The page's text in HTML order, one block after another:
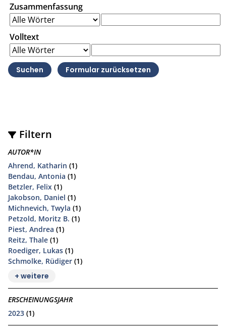
Zusammenfassung
Volltext
Filtern
AUTOR*IN
Ahrend, Katharin (1)
Bendau, Antonia (1)
Betzler, Felix (1)
Jakobson, Daniel (1)
Michnevich, Twyla (1)
Petzold, Moritz B. (1)
Piest, Andrea (1)
Reitz, Thale (1)
Roediger, Lukas (1)
Schmolke, Rüdiger (1)
+ weitere
ERSCHEINUNGSJAHR
2023 (1)